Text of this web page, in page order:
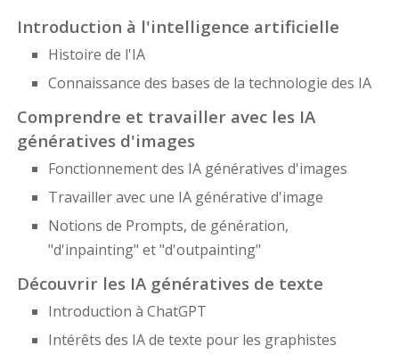
Introduction à l'intelligence artificielle
Histoire de l'IA
Connaissance des bases de la technologie des IA
Comprendre et travailler avec les IA
génératives d'images
Fonctionnement des IA génératives d'images
Travailler avec une IA générative d'image
Notions de Prompts, de génération,
"d'inpainting" et "d'outpainting"
Découvrir les IA génératives de texte
Introduction à ChatGPT
Intérêts des IA de texte pour les graphistes